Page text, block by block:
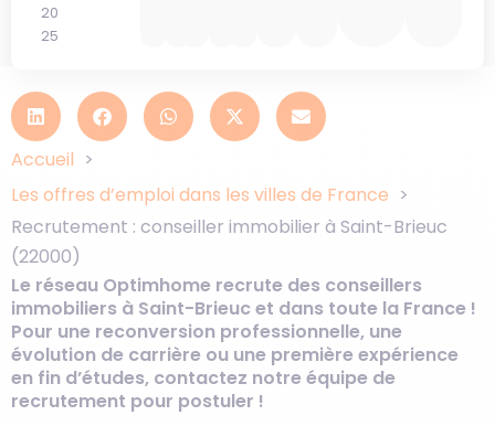
Accueil
Les offres d’emploi dans les villes de France
Recrutement : conseiller immobilier à Saint-Brieuc
(22000)
Le réseau Optimhome recrute des conseillers
immobiliers à Saint-Brieuc et dans toute la France !
Pour une reconversion professionnelle, une
évolution de carrière ou une première expérience
en fin d’études, contactez notre équipe de
recrutement pour postuler !
20
25